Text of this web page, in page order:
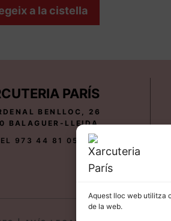
Aquest lloc web utilitza
de la web.
a la cistella
PARÍS
BENLLOC, 26
BALAGUER-LLEIDA
973 44 81 05